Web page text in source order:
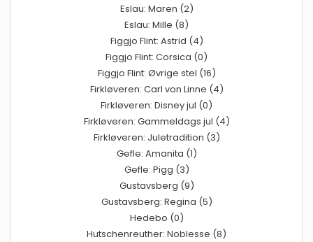
Eslau: Maren (2)
Eslau: Mille (8)
Figgjo Flint: Astrid (4)
Figgjo Flint: Corsica (0)
Figgjo Flint: Øvrige stel (16)
Firkløveren: Carl von Linne (4)
Firkløveren: Disney jul (0)
Firkløveren: Gammeldags jul (4)
Firkløveren: Juletradition (3)
Gefle: Amanita (1)
Gefle: Pigg (3)
Gustavsberg (9)
Gustavsberg: Regina (5)
Hedebo (0)
Hutschenreuther: Noblesse (8)